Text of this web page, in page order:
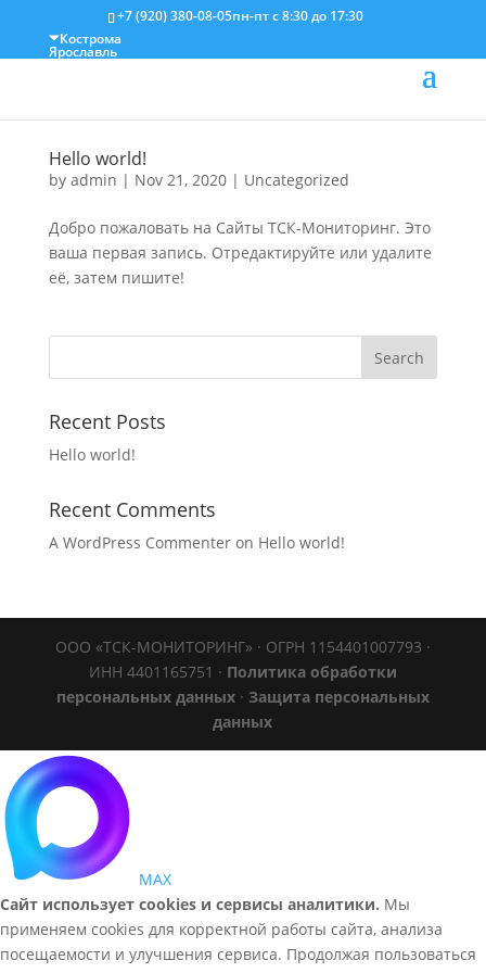
+7 (920) 380-08-05пн-пт с 8:30 до 17:30
Кострома
Ярославль
Hello world!
by admin | Nov 21, 2020| Uncategorized
Добро пожаловать на Сайты ТСК-Мониторинг. Это
ваша первая запись. Отредактируйте или удалите
её, затем пишите!
Recent Posts
Hello world!
Recent Comments
A WordPress Commenteron Hello world!
ООО «ТСК-МОНИТОРИНГ» · ОГРН 1154401007793 ·
ИНН 4401165751 · Политика обработки
персональных данных· Защита персональных
данных
MAX
Сайт использует cookies и сервисы аналитики. Мы
применяем cookies для корректной работы сайта, анализа
посещаемости и улучшения сервиса. Продолжая пользоваться